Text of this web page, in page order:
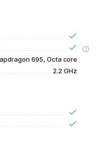
695, Octa core
2.2 GHz